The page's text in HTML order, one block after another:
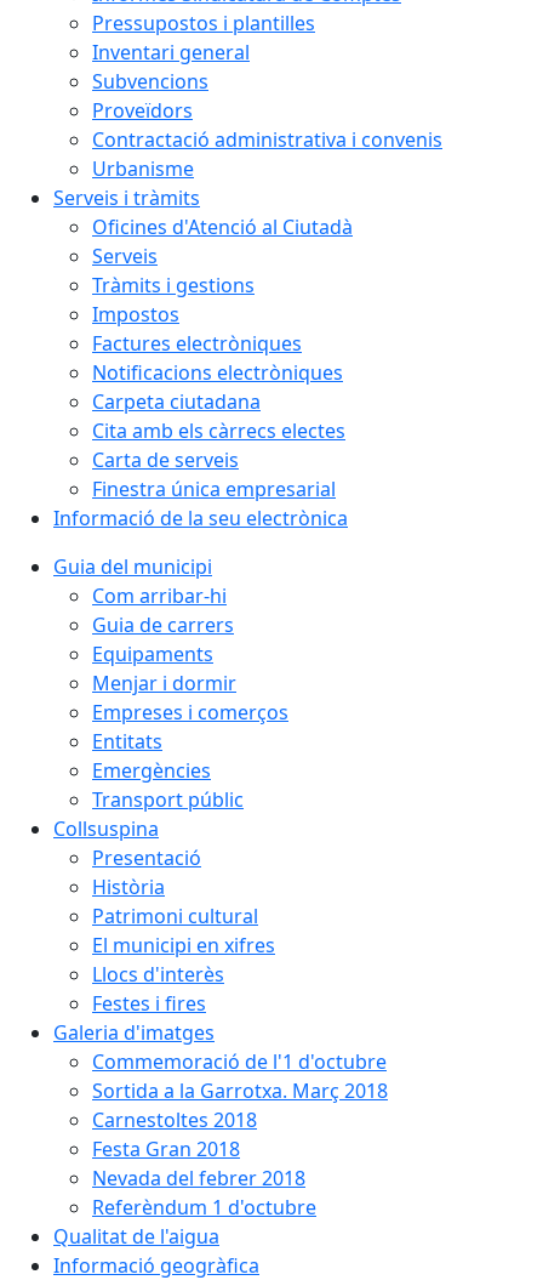
Pressupostos i plantilles
Inventari general
Subvencions
Proveïdors
Contractació administrativa i convenis
Urbanisme
Serveis i tràmits
Oficines d'Atenció al Ciutadà
Serveis
Tràmits i gestions
Impostos
Factures electròniques
Notificacions electròniques
Carpeta ciutadana
Cita amb els càrrecs electes
Carta de serveis
Finestra única empresarial
Informació de la seu electrònica
Guia del municipi
Com arribar-hi
Guia de carrers
Equipaments
Menjar i dormir
Empreses i comerços
Entitats
Emergències
Transport públic
Collsuspina
Presentació
Història
Patrimoni cultural
El municipi en xifres
Llocs d'interès
Festes i fires
Galeria d'imatges
Commemoració de l'1 d'octubre
Sortida a la Garrotxa. Març 2018
Carnestoltes 2018
Festa Gran 2018
Nevada del febrer 2018
Referèndum 1 d'octubre
Qualitat de l'aigua
Informació geogràfica